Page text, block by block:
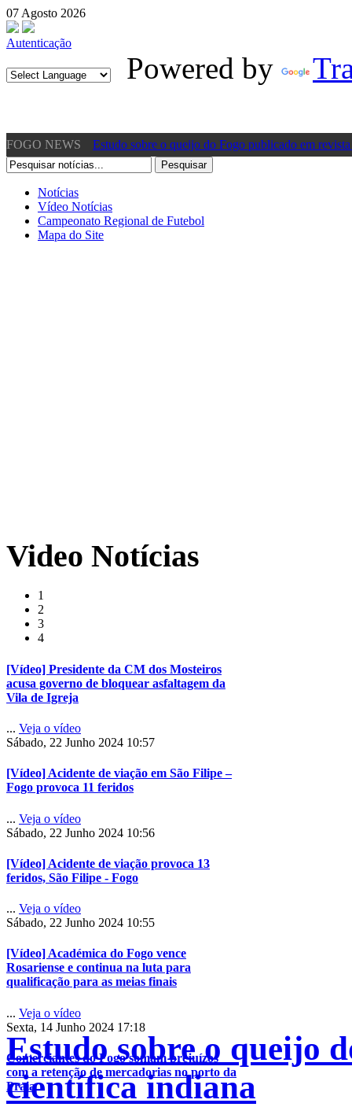
07 Agosto 2026
Autenticação
Powered by
FOGO NEWS
Estudo sobre o queijo do Fogo publicado em
11:01
»Sábado, 22 Junho 2024 10:57
[Vídeo] Acidente de viação em São Filipe – Fogo
Notícias
Vídeo Notícias
Campeonato Regional de Futebol
Mapa do Site
Video Notícias
1
2
3
4
[Vídeo] Presidente da CM dos Mosteiros
acusa governo de bloquear asfaltagem da
Vila de Igreja
... Veja o vídeo
Sábado, 22 Junho 2024 10:57
[Vídeo] Acidente de viação em São Filipe –
Fogo provoca 11 feridos
... Veja o vídeo
Sábado, 22 Junho 2024 10:56
[Vídeo] Acidente de viação provoca 13
feridos, São Filipe - Fogo
... Veja o vídeo
Sábado, 22 Junho 2024 10:55
[Vídeo] Académica do Fogo vence
Rosariense e continua na luta para
qualificação para as meias finais
... Veja o vídeo
Sexta, 14 Junho 2024 17:18
Comerciantes do Fogo somam prejuízos
com a retenção de mercadorias no porto da
Praia
Estudo sobre o queijo
científica indiana